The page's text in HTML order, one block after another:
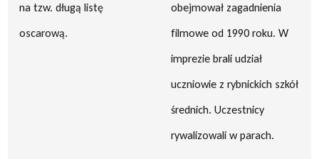
na tzw. długą listę
oscarową.
obejmował zagadnienia
filmowe od 1990 roku. W
imprezie brali udział
uczniowie z rybnickich szkół
średnich. Uczestnicy
rywalizowali w parach.